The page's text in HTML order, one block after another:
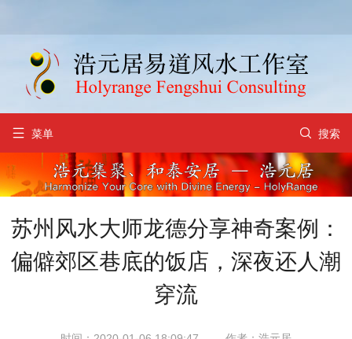
 菜单  搜索
苏州风水大师龙德分享神奇案例：
偏僻郊区巷底的饭店，深夜还人潮
穿流